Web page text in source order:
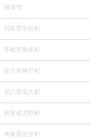
海津市
羽島郡笠松町
不破郡垂井町
安八郡神戸町
安八郡安八町
揖斐郡大野町
本巣郡北方町